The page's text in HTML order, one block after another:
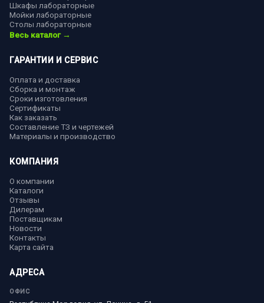
Шкафы лабораторные
Мойки лабораторные
Столы лабораторные
Весь каталог →
ГАРАНТИИ И СЕРВИС
Оплата и доставка
Сборка и монтаж
Сроки изготовления
Сертификаты
Как заказать
Составление ТЗ и чертежей
Материалы и производство
КОМПАНИЯ
О компании
Каталоги
Отзывы
Дилерам
Поставщикам
Новости
Контакты
Карта сайта
АДРЕСА
ОФИС